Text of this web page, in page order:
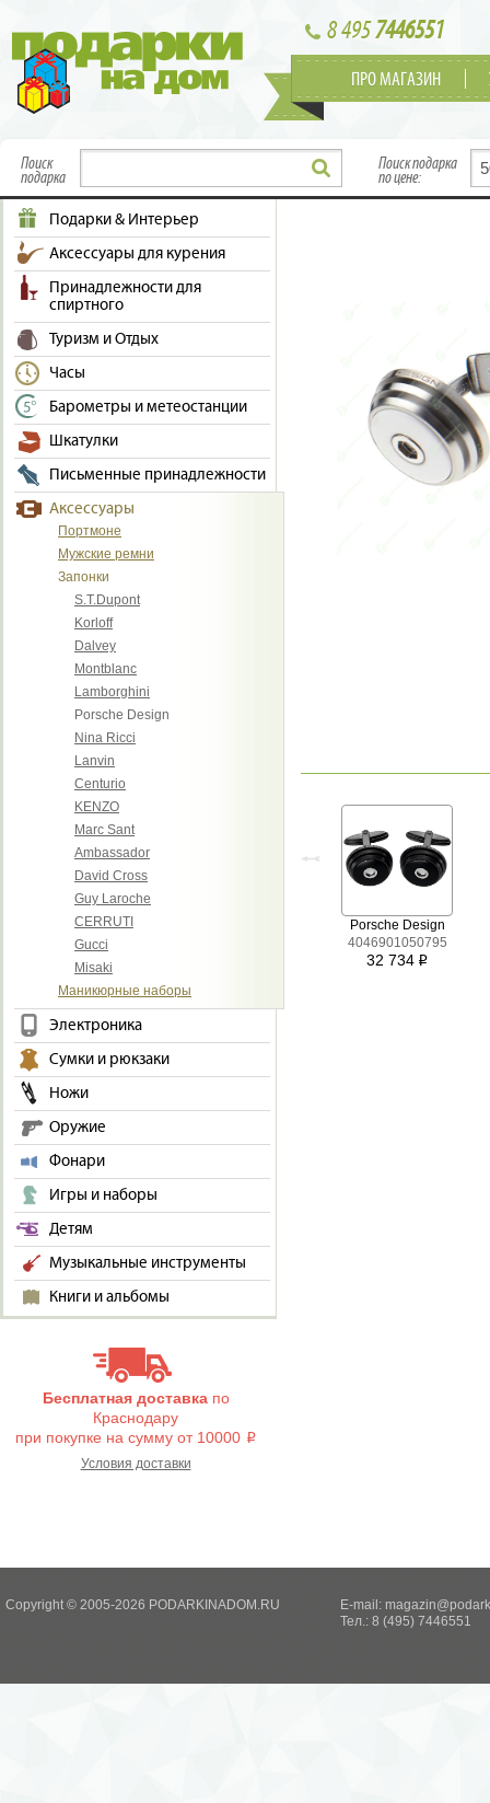
8 4957446551
ПРО МАГАЗИН
Поиск
подарка
Поиск подарка
по цене:
Подарки & Интерьер
Аксессуары для курения
Принадлежности для
спиртного
Туризм и Отдых
Часы
Барометры и метеостанции
Шкатулки
Письменные принадлежности
Аксессуары
Портмоне
Мужские ремни
Запонки
S.T.Dupont
Korloff
Dalvey
Montblanc
Lamborghini
Porsche Design
Nina Ricci
Lanvin
Centurio
KENZO
Marc Sant
Ambassador
David Cross
Guy Laroche
CERRUTI
Gucci
Misaki
Маникюрные наборы
Электроника
Сумки и рюкзаки
Ножи
Оружие
Фонари
Игры и наборы
Детям
Музыкальные инструменты
Книги и альбомы
Бесплатная доставкапо
Краснодару
при покупке на сумму от 10000 i
Условия доставки
Porsche Design
4046901050795
32 734 i
Copyright © 2005-2026 PODARKINADOM.RU E-mail:
Тел.: 8 (495) 7446551